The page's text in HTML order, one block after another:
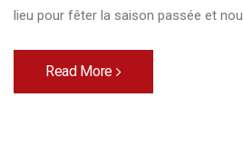
lieu pour fêter la saison passée et
Read More